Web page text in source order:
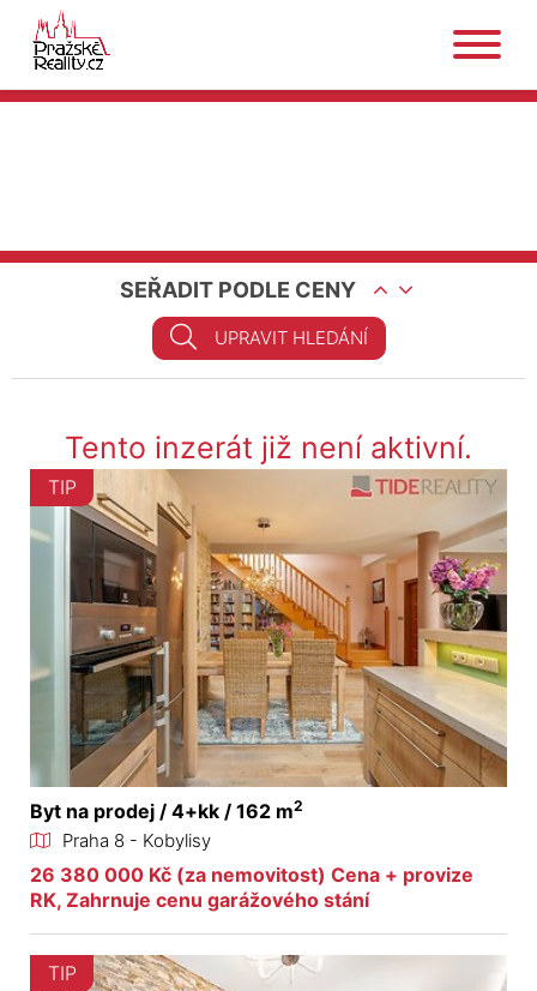
SEŘADIT PODLE CENY
UPRAVIT HLEDÁNÍ
Tento inzerát již není aktivní.
TIP
Byt na prodej / 4+kk / 162 m2
Praha 8 - Kobylisy
26 380 000 Kč (za nemovitost) Cena + provize
RK, Zahrnuje cenu garážového stání
TIP